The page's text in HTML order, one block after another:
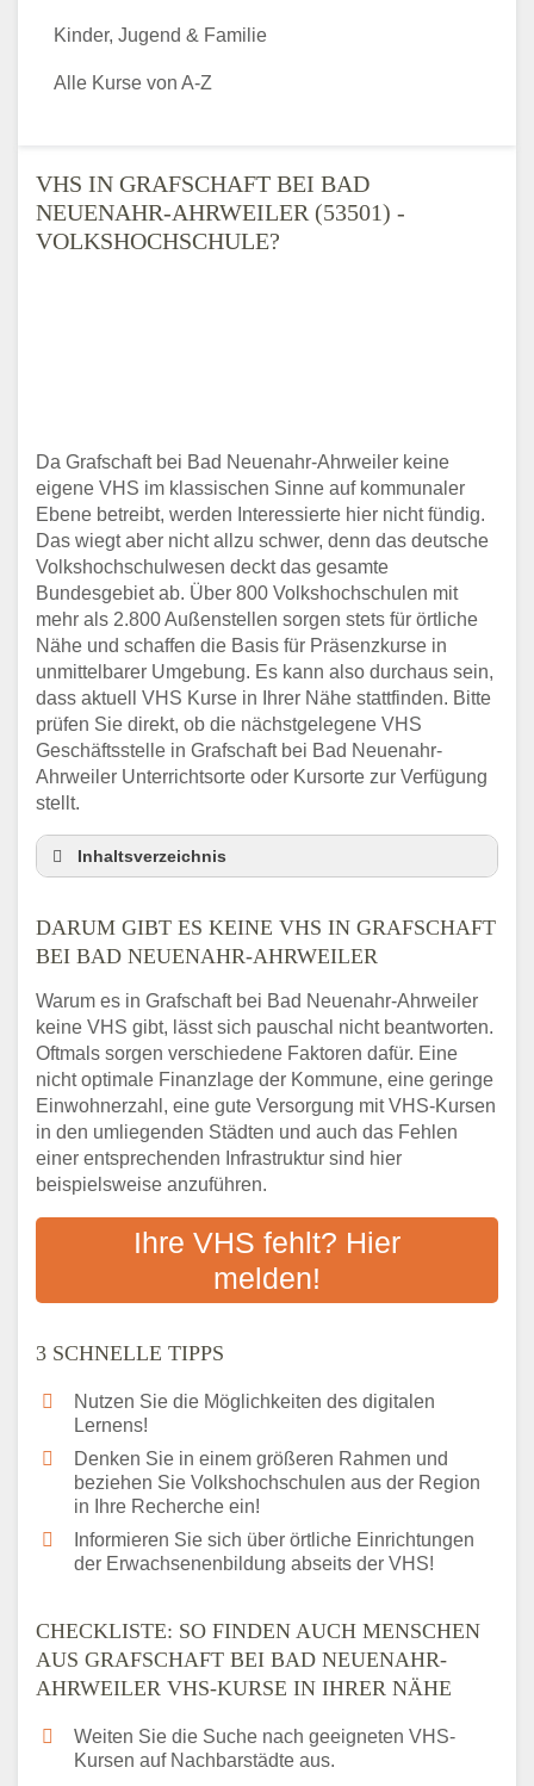
VHS IN GRAFSCHAFT BEI BAD
NEUENAHR-AHRWEILER (53501) -
VOLKSHOCHSCHULE?
Da Grafschaft bei Bad Neuenahr-Ahrweiler keine
eigene VHS im klassischen Sinne auf kommunaler
Ebene betreibt, werden Interessierte hier nicht fündig.
Das wiegt aber nicht allzu schwer, denn das deutsche
Volkshochschulwesen deckt das gesamte
Bundesgebiet ab. Über 800 Volkshochschulen mit
mehr als 2.800 Außenstellen sorgen stets für örtliche
Nähe und schaffen die Basis für Präsenzkurse in
unmittelbarer Umgebung. Es kann also durchaus sein,
dass aktuell VHS Kurse in Ihrer Nähe stattfinden. Bitte
prüfen Sie direkt, ob die nächstgelegene VHS
Geschäftsstelle in Grafschaft bei Bad Neuenahr-
Ahrweiler Unterrichtsorte oder Kursorte zur Verfügung
stellt.
Inhaltsverzeichnis
Bad Neuenahr-Ahrweiler
3 schnelle Tipps
Grafschaft bei Bad Neuenahr-Ahrweiler
VHS-Kurse in Ihrer Nähe
Abendschule in der Region rund um
Grafschaft bei Bad Neuenahr-Ahrweiler
VHS steht für Erwachsenenbildung
Online-Kurse: Alternative Angebote zum
VHS-Kurs
Checkliste: Darauf kommt es bei
Bildungsangeboten an
Das bundesweite Volkshochschulwesen
DARUM GIBT ES KEINE VHS IN GRAFSCHAFT
BEI BAD NEUENAHR-AHRWEILER
Warum es in Grafschaft bei Bad Neuenahr-Ahrweiler
keine VHS gibt, lässt sich pauschal nicht beantworten.
Oftmals sorgen verschiedene Faktoren dafür. Eine
nicht optimale Finanzlage der Kommune, eine geringe
Einwohnerzahl, eine gute Versorgung mit VHS-Kursen
in den umliegenden Städten und auch das Fehlen
einer entsprechenden Infrastruktur sind hier
beispielsweise anzuführen.
Ihre VHS fehlt? Hier
melden!
3 SCHNELLE TIPPS
Nutzen Sie die Möglichkeiten des digitalen
Lernens!
Denken Sie in einem größeren Rahmen und
beziehen Sie Volkshochschulen aus der Region
in Ihre Recherche ein!
Informieren Sie sich über örtliche Einrichtungen
der Erwachsenenbildung abseits der VHS!
CHECKLISTE: SO FINDEN AUCH MENSCHEN
AUS GRAFSCHAFT BEI BAD NEUENAHR-
AHRWEILER VHS-KURSE IN IHRER NÄHE
Weiten Sie die Suche nach geeigneten VHS-
Kursen auf Nachbarstädte aus.
Kinder, Jugend & Familie
Alle Kurse von A-Z